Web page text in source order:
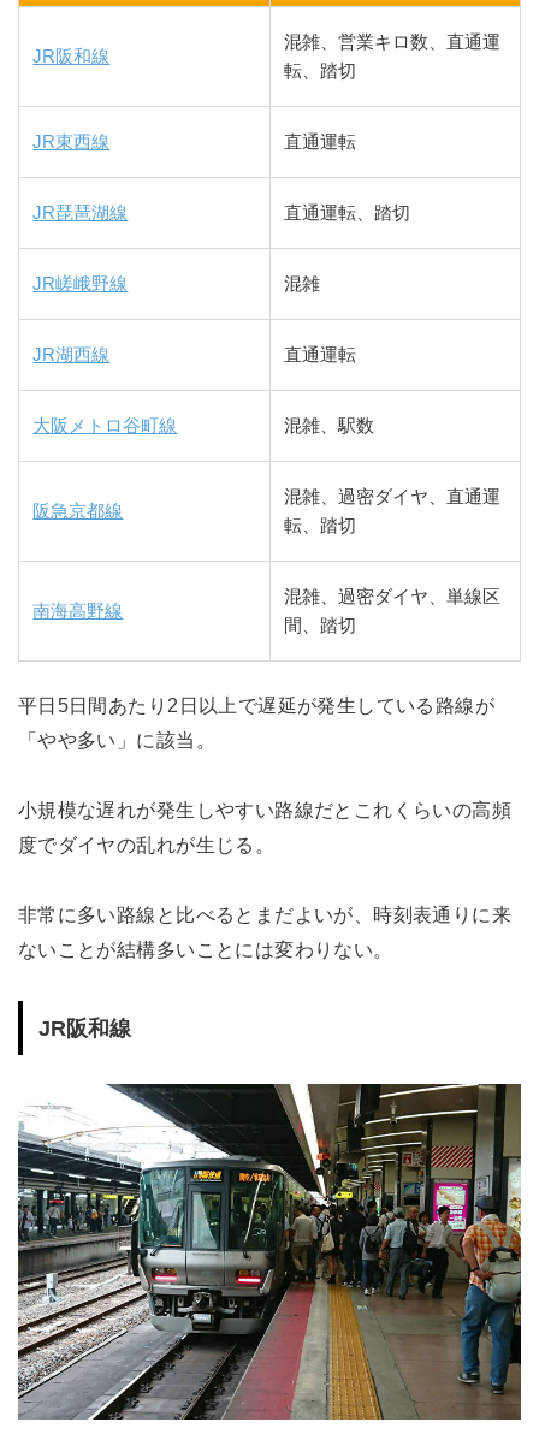
JR阪和線
混雑、営業キロ数、直通運
転、踏切
JR東西線 直通運転
JR琵琶湖線 直通運転、踏切
JR嵯峨野線 混雑
JR湖西線 直通運転
大阪メトロ谷町線 混雑、駅数
阪急京都線
混雑、過密ダイヤ、直通運
転、踏切
南海高野線
混雑、過密ダイヤ、単線区
間、踏切
平日5日間あたり2日以上で遅延が発生している路線が
「やや多い」に該当。
小規模な遅れが発生しやすい路線だとこれくらいの高頻
度でダイヤの乱れが生じる。
非常に多い路線と比べるとまだよいが、時刻表通りに来
ないことが結構多いことには変わりない。
JR阪和線